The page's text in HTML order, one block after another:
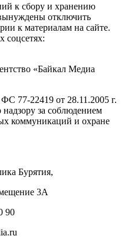
к сбору и хранению
отключить
к материалам на сайте.
соцсетях:
«Байкал Медиа
77-22419 от 28.11.2005 г.
за соблюдением
коммуникаций и охране
Бурятия,
3А
90